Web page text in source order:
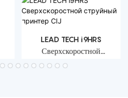
LEAD TECH i9HRS
Сверхскоростной
струйный принтер CIJ